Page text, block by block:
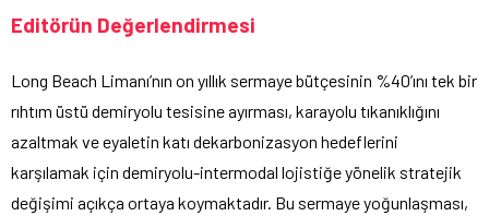
Editörün Değerlendirmesi
Long Beach Limanı’nın on yıllık sermaye bütçesinin %40’ını tek bir
rıhtım üstü demiryolu tesisine ayırması, karayolu tıkanıklığını
azaltmak ve eyaletin katı dekarbonizasyon hedeflerini
karşılamak için demiryolu-intermodal lojistiğe yönelik stratejik
değişimi açıkça ortaya koymaktadır. Bu sermaye yoğunlaşması,